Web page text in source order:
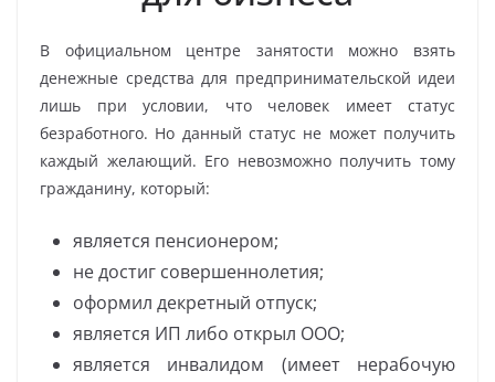
В официальном центре занятости можно взять
денежные средства для предпринимательской идеи
лишь при условии, что человек имеет статус
безработного. Но данный статус не может получить
каждый желающий. Его невозможно получить тому
гражданину, который:
является пенсионером;
не достиг совершеннолетия;
оформил декретный отпуск;
является ИП либо открыл ООО;
является инвалидом (имеет нерабочую